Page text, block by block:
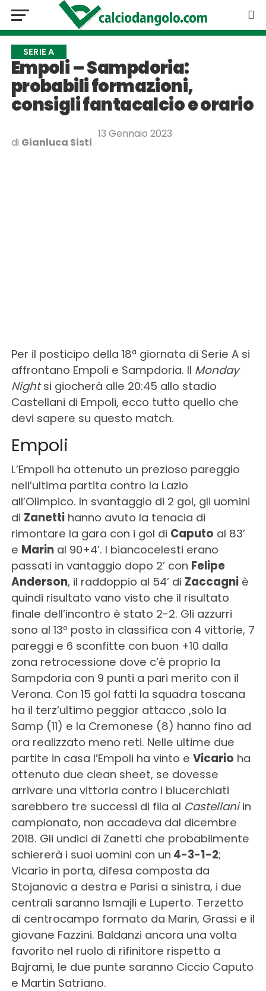
SERIE A
Empoli – Sampdoria:
probabili formazioni,
consigli fantacalcio e orario
di Gianluca Sisti
13 Gennaio 2023
Per il posticipo della 18ª giornata di Serie A si
affrontano Empoli e Sampdoria. Il Monday
Nightsi giocherà alle 20:45 allo stadio
Castellani di Empoli, ecco tutto quello che
devi sapere su questo match.
Empoli
L’Empoli ha ottenuto un prezioso pareggio
nell’ultima partita contro la Lazio
all’Olimpico. In svantaggio di 2 gol, gli uomini
di Zanettihanno avuto la tenacia di
rimontare la gara con i gol di Caputo al 83’
e Marinal 90+4’. I biancocelesti erano
passati in vantaggio dopo 2’ con Felipe
Anderson, il raddoppio al 54’ di Zaccagniè
quindi risultato vano visto che il risultato
finale dell’incontro è stato 2-2. Gli azzurri
sono al 13º posto in classifica con 4 vittorie, 7
pareggi e 6 sconfitte con buon +10 dalla
zona retrocessione dove c’è proprio la
Sampdoria con 9 punti a pari merito con il
Verona. Con 15 gol fatti la squadra toscana
ha il terz’ultimo peggior attacco ,solo la
Samp (11) e la Cremonese (8) hanno fino ad
ora realizzato meno reti. Nelle ultime due
partite in casa l’Empoli ha vinto e Vicario ha
ottenuto due clean sheet, se dovesse
arrivare una vittoria contro i blucerchiati
sarebbero tre successi di fila al Castellaniin
campionato, non accadeva dal dicembre
2018. Gli undici di Zanetti che probabilmente
schiererà i suoi uomini con un 4-3-1-2;
Vicario in porta, difesa composta da
Stojanovic a destra e Parisi a sinistra, i due
centrali saranno Ismajli e Luperto. Terzetto
di centrocampo formato da Marin, Grassi e il
giovane Fazzini. Baldanzi ancora una volta
favorito nel ruolo di rifinitore rispetto a
Bajrami, le due punte saranno Ciccio Caputo
e Martin Satriano.